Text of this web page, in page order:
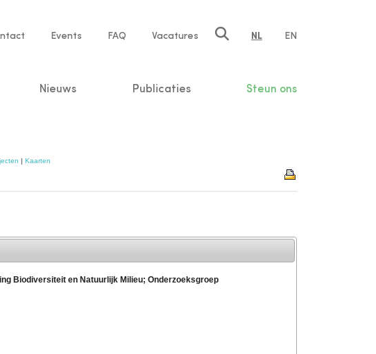
Events FAQ Vacatures NL EN
Nieuws Publicaties Steun ons
| Kaarten
Biodiversiteit en Natuurlijk Milieu; Onderzoeksgroep